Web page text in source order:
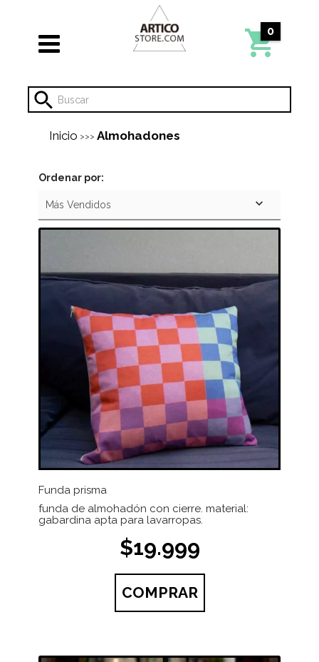
0
Inicio >>> Almohadones
Ordenar por:
Funda prisma
funda de almohadón con cierre. material:
gabardina apta para lavarropas.
$19.999
COMPRAR